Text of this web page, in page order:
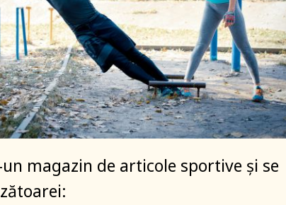
magazin de articole sportive și se